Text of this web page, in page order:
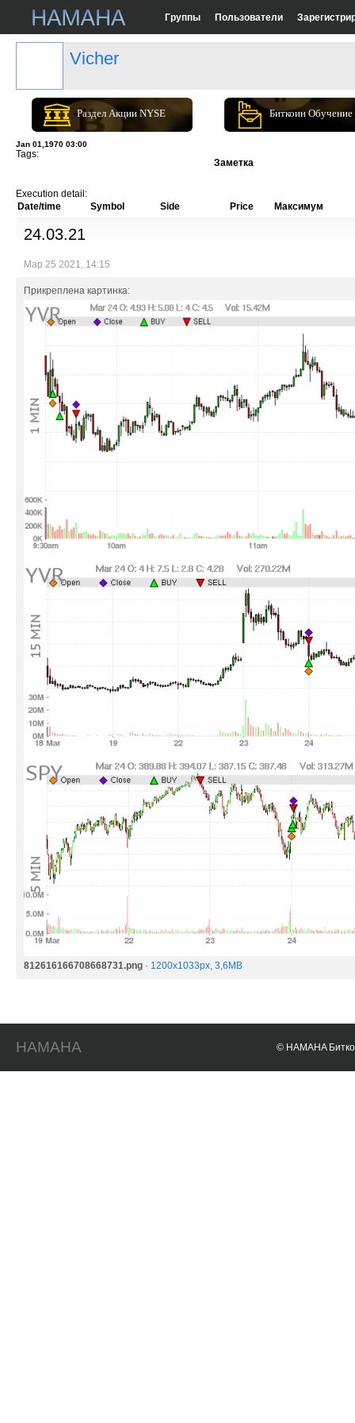
Группы Пользователи
Vicher
Раздел Акции NYSE Биткоин Обучение
Jan 01,1970 03:00
Tags:
Заметка
Execution detail:
Date/time
Symbol Side Price Максимум
24.03.21
Мар 25 2021, 14:15
Прикреплена картинка:
812616166708668731.png · 1200x1033px, 3,6MB
HAMAHA © HAMAHA